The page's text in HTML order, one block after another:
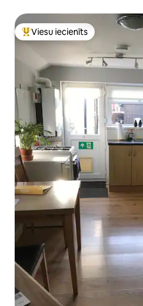
Populārs viesu iecienīts mājoklis
Viesu iecienīts